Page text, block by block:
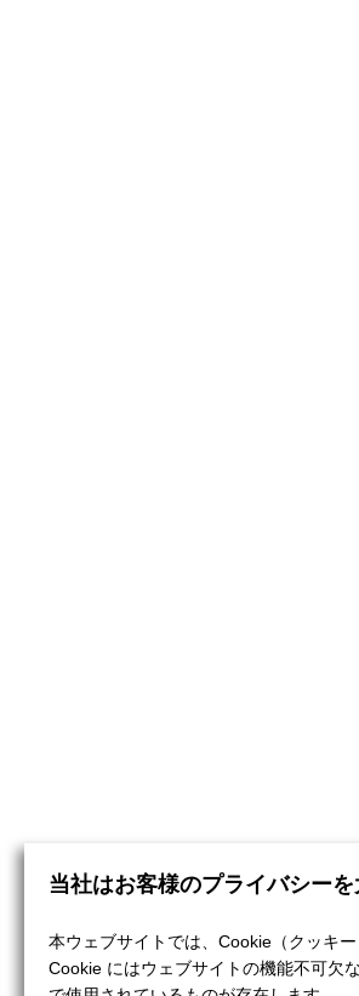
当社はお客様のプライバシー
本ウェブサイトでは、Cookie（クッキー
Cookie にはウェブサイトの機能不可欠